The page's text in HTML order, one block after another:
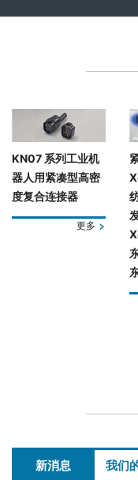
KN07 系列工业机
器人用紧凑型高密
度复合连接器
更多
新消息 我们